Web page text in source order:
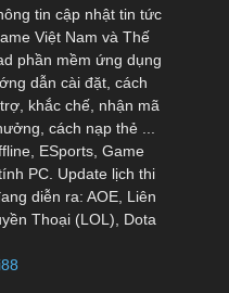
tin cập nhật tin tức
Việt Nam và Thế
phần mềm ứng dụng
dẫn cài đặt, cách
khắc chế, nhận mã
cách nạp thẻ ...
ESports, Game
PC. Update lịch thi
diễn ra: AOE, Liên
Thoại (LOL), Dota